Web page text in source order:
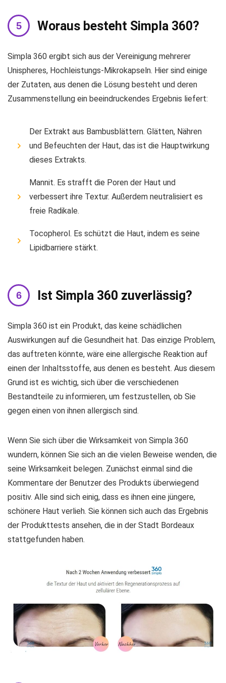
Woraus besteht Simpla 360?
Simpla 360 ergibt sich aus der Vereinigung mehrerer
Unispheres, Hochleistungs-Mikrokapseln. Hier sind einige
der Zutaten, aus denen die Lösung besteht und deren
Zusammenstellung ein beeindruckendes Ergebnis liefert:
Der Extrakt aus Bambusblättern. Glätten, Nähren
und Befeuchten der Haut, das ist die Hauptwirkung
dieses Extrakts.
Mannit. Es strafft die Poren der Haut und
verbessert ihre Textur. Außerdem neutralisiert es
freie Radikale.
Tocopherol. Es schützt die Haut, indem es seine
Lipidbarriere stärkt.
Ist Simpla 360 zuverlässig?
Simpla 360 ist ein Produkt, das keine schädlichen
Auswirkungen auf die Gesundheit hat. Das einzige Problem,
das auftreten könnte, wäre eine allergische Reaktion auf
einen der Inhaltsstoffe, aus denen es besteht. Aus diesem
Grund ist es wichtig, sich über die verschiedenen
Bestandteile zu informieren, um festzustellen, ob Sie
gegen einen von ihnen allergisch sind.
Wenn Sie sich über die Wirksamkeit von Simpla 360
wundern, können Sie sich an die vielen Beweise wenden, die
seine Wirksamkeit belegen. Zunächst einmal sind die
Kommentare der Benutzer des Produkts überwiegend
positiv. Alle sind sich einig, dass es ihnen eine jüngere,
schönere Haut verlieh. Sie können sich auch das Ergebnis
der Produkttests ansehen, die in der Stadt Bordeaux
stattgefunden haben.